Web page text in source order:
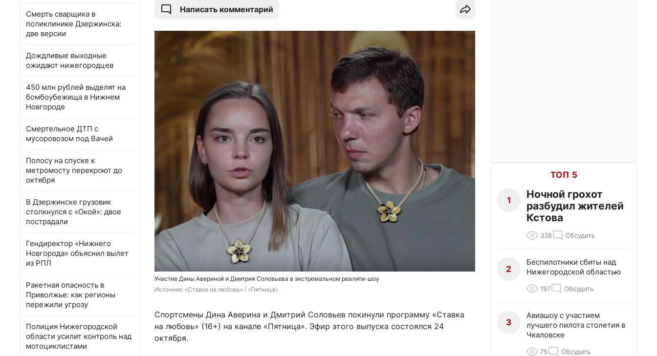
Смерть сварщика в
поликлинике Дзержинска:
две версии
Дождливые выходные
ожидают нижегородцев
450 млн рублей выделят на
бомбоубежища в Нижнем
Новгороде
Смертельное ДТП с
мусоровозом под Вачей
Полосу на спуске к
метромосту перекроют до
октября
В Дзержинске грузовик
столкнулся с «Окой»: двое
пострадали
Гендиректор «Нижнего
Новгорода» объяснил вылет
из РПЛ
Ракетная опасность в
Приволжье: как регионы
пережили угрозу
Полиция Нижегородской
области усилит контроль над
мотоциклистами
Написать комментарий
Участие Дины Авериной и Дмитрия Соловьева в экстремальном реалити-шоу
Источник: «Ставка на любовь» / «Пятница»
Спортсмены Дина Аверина и Дмитрий Соловьев покинули программу «Ставка
на любовь» (16+) на канале «Пятница». Эфир этого выпуска состоялся 24
октября.
ТОП 5
1
Ночной грохот
разбудил жителей
Кстова
338 Обсудить
2
Беспилотники сбиты над
Нижегородской областью
197 Обсудить
3
Авиашоу с участием
лучшего пилота столетия в
Чкаловске
75 Обсудить